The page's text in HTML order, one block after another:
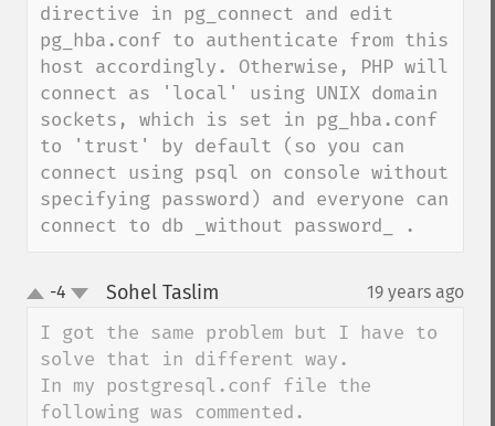
directive in pg_connect and edit
pg_hba.conf to authenticate from this
host accordingly. Otherwise, PHP will
connect as 'local' using UNIX domain
sockets, which is set in pg_hba.conf
to 'trust' by default (so you can
connect using psql on console without
specifying password) and everyone can
connect to db _without password_ .
up-4 Sohel Taslim 19 years ago
I got the same problem but I have to
solve that in different way.
In my postgresql.conf file the
following was commented.